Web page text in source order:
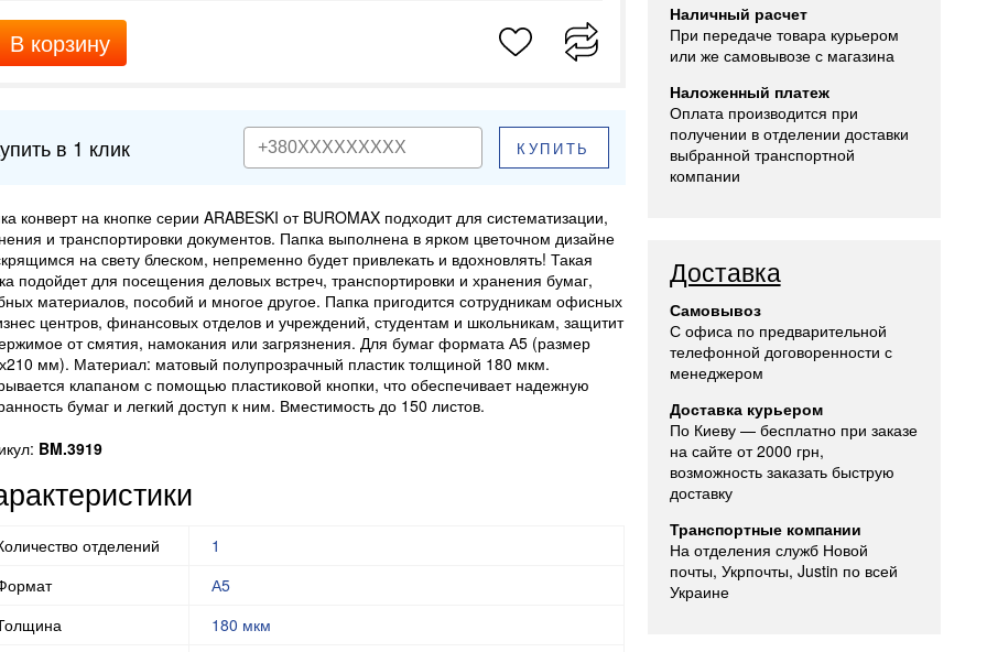
В корзину
в 1 клик КУПИТЬ
конверт на кнопке серии ARABESKI от BUROMAX подходит для систематизации,
и транспортировки документов. Папка выполнена в ярком цветочном дизайне
на свету блеском, непременно будет привлекать и вдохновлять! Такая
подойдет для посещения деловых встреч, транспортировки и хранения бумаг,
материалов, пособий и многое другое. Папка пригодится сотрудникам офисных
центров, финансовых отделов и учреждений, студентам и школьникам, защитит
от смятия, намокания или загрязнения. Для бумаг формата А5 (размер
мм). Материал: матовый полупрозрачный пластик толщиной 180 мкм.
клапаном с помощью пластиковой кнопки, что обеспечивает надежную
бумаг и легкий доступ к ним. Вместимость до 150 листов.
BM.3919
отделений
1
А5
180 мкм
Наличный расчет
При передаче товара курьером
или же самовывозе с магазина
Наложенный платеж
Оплата производится при
получении в отделении доставки
выбранной транспортной
компании
Доставка
Самовывоз
С офиса по предварительной
телефонной договоренности с
менеджером
Доставка курьером
По Киеву — бесплатно при заказе
на сайте от 2000 грн,
возможность заказать быструю
доставку
Транспортные компании
На отделения служб Новой
почты, Укрпочты, Justin по всей
Украине